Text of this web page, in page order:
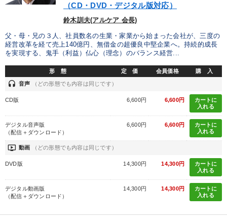
（CD・DVD・デジタル版対応）
鈴木訓夫(アルケア 会長)
父・母・兄の３人、社員数名の生業・家業から始まった会社が、三度の
経営改革を経て売上140億円、無借金の超優良中堅企業へ。持続的成長
を実現する、鬼手（利益）仏心（理念）のバランス経営...
形 態 定 価 会員価格 購 入
headset 音声 （どの形態でも内容は同じです）
CD版 6,600円 6,600円
カートに
入れる
デジタル音声版
（配信＋ダウンロード）
6,600円 6,600円
カートに
入れる
ondemand_video 動画 （どの形態でも内容は同じです）
DVD版 14,300円 14,300円
カートに
入れる
デジタル動画版
（配信＋ダウンロード）
14,300円 14,300円
カートに
入れる